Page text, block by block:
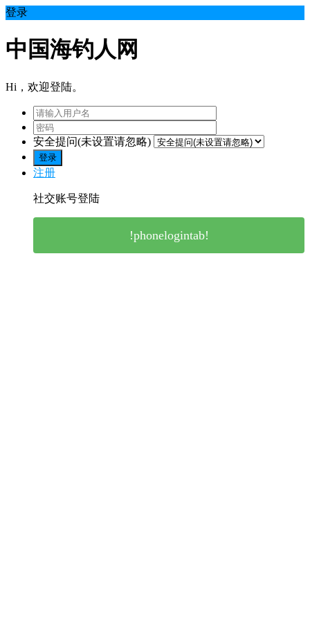
登录
中国海钓人网
Hi，欢迎登陆。
安全提问(未设置请忽略)
登录
注册
社交账号登陆
!phonelogintab!